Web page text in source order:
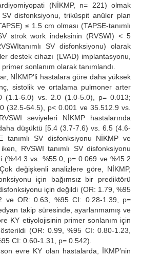
(NİKMP, n= 221) olmak
disfonksiyonu, triküspit anüler plan
≤ 1.5 cm olması (TAPSE-tanımlı
strok work indeksinin (RVSWI) < 5
SV disfonksiyonu) olarak
destek cihazı (LVAD) implantasyonu,
sonlanım olarak tanımlandı.
NİKMP’li hastalara göre daha yüksek
sistolik ve ortalama pulmoner arter
(1.1-6.0) vs. 2.0 (1.0-5.0), p= 0.013;
(32.5-64.5), p< 0.001 ve 35.512.9 vs.
seviyeleri NİKMP hastalarında
düşüktü [5.4 (3.7-7.6) vs. 6.5 (4.6-
tanımlı SV disfonksiyonu NİKMP ve
RVSWI tanımlı SV disfonksiyonu
(%44.3 vs. %55.0, p= 0.069 ve %45.2
değişkenli analizlere göre, NİKMP,
için bağımsız bir prediktörü
için değildi (OR: 1.79, %95
ve OR: 0.63, %95 CI: 0.28-1.39, p=
takip süresinde, ayarlanmamış ve
KY etiyolojisinin primer sonlanım için
(OR: 0.99, %95 CI: 0.80-1.23,
CI: 0.60-1.31, p= 0.542).
evre KY olan hastalarda, İKMP’nin